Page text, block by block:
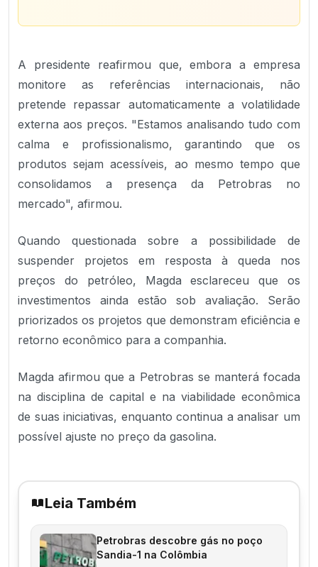
A presidente reafirmou que, embora a empresa
monitore as referências internacionais, não
pretende repassar automaticamente a volatilidade
externa aos preços. "Estamos analisando tudo com
calma e profissionalismo, garantindo que os
produtos sejam acessíveis, ao mesmo tempo que
consolidamos a presença da Petrobras no
mercado", afirmou.
Quando questionada sobre a possibilidade de
suspender projetos em resposta à queda nos
preços do petróleo, Magda esclareceu que os
investimentos ainda estão sob avaliação. Serão
priorizados os projetos que demonstram eficiência e
retorno econômico para a companhia.
Magda afirmou que a Petrobras se manterá focada
na disciplina de capital e na viabilidade econômica
de suas iniciativas, enquanto continua a analisar um
possível ajuste no preço da gasolina.
Leia Também
Petrobras descobre gás no poço
Sandia-1 na Colômbia